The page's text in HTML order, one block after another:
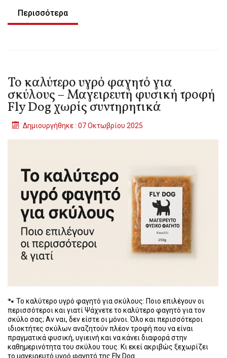
Περισσότερα
Το καλύτερο υγρό φαγητό για
σκύλους – Μαγειρευτή φυσική τροφή
Fly Dog χωρίς συντηρητικά
Δημιουργήθηκε : 07 Οκτωβρίου 2025
🐾 Το καλύτερο υγρό φαγητό για σκύλους: Ποιο επιλέγουν οι
περισσότεροι και γιατί Ψάχνετε το καλύτερο φαγητό για τον
σκύλο σας; Αν ναι, δεν είστε οι μόνοι. Όλο και περισσότεροι
ιδιοκτήτες σκύλων αναζητούν πλέον τροφή που να είναι
πραγματικά φυσική, υγιεινή και να κάνει διαφορά στην
καθημερινότητα του σκύλου τους. Κι εκεί ακριβώς ξεχωρίζει
το μαγειρευτό υγρό φαγητό της Fly Dog.